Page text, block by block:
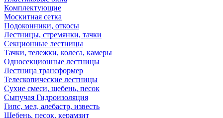
Комплектующие
Москитная сетка
Подоконники, откосы
Лестницы, стремянки, тачки
Секционные лестницы
Тачки, тележки, колеса, камеры
Односекционные лестницы
Лестница трансформер
Телескопические лестницы
Сухие смеси, щебень, песок
Сыпучая Гидроизоляция
Гипс, мел, алебастр, известь
Щебень, песок, керамзит